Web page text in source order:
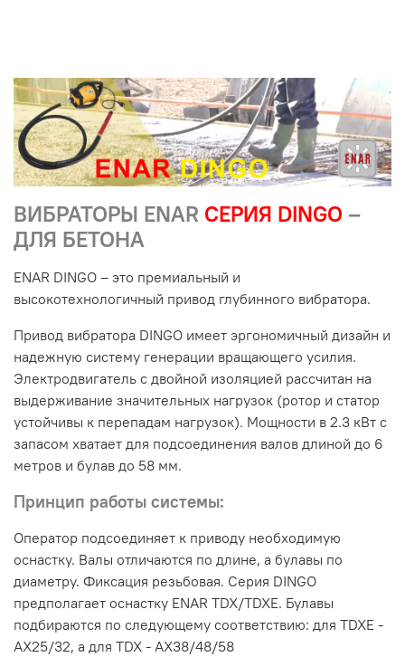
ВИБРАТОРЫ ENAR СЕРИЯ DINGO –
ДЛЯ БЕТОНА
ENAR DINGO – это премиальный и
высокотехнологичный привод глубинного вибратора.
Привод вибратора DINGO имеет эргономичный дизайн и
надежную систему генерации вращающего усилия.
Электродвигатель с двойной изоляцией рассчитан на
выдерживание значительных нагрузок (ротор и статор
устойчивы к перепадам нагрузок). Мощности в 2.3 кВт с
запасом хватает для подсоединения валов длиной до 6
метров и булав до 58 мм.
Принцип работы системы:
Оператор подсоединяет к приводу необходимую
оснастку. Валы отличаются по длине, а булавы по
диаметру. Фиксация резьбовая. Серия DINGO
предполагает оснастку ENAR TDX/TDXE. Булавы
подбираются по следующему соответствию: для TDXE -
AX25/32, а для TDX - AX38/48/58